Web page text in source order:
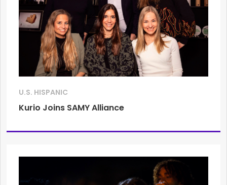
U.S. HISPANIC
Kurio Joins SAMY Alliance